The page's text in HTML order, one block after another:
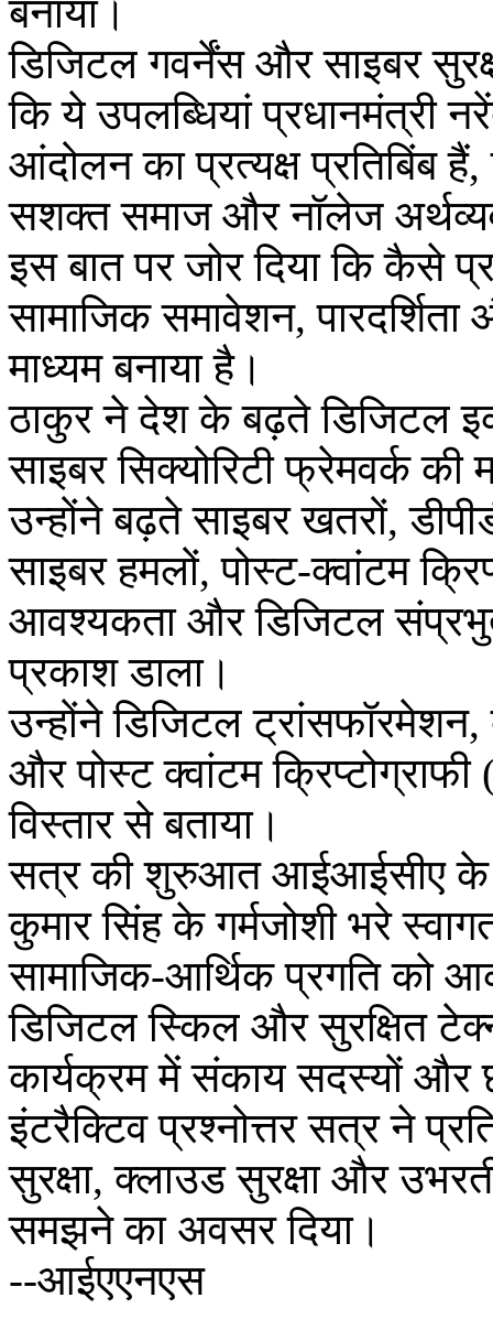
बनाया।
डिजिटल गवर्नेंस और साइबर
कि ये उपलब्धियां प्रधानमंत्री
आंदोलन का प्रत्यक्ष प्रतिबिंब
सशक्त समाज और नॉलेज
इस बात पर जोर दिया कि कैसे
सामाजिक समावेशन,
माध्यम बनाया है।
ठाकुर ने देश के बढ़ते डिजिटल
साइबर सिक्योरिटी फ्रेमवर्क
उन्होंने बढ़ते साइबर खतरों,
साइबर हमलों, पोस्ट-क्वांटम
आवश्यकता और डिजिटल
प्रकाश डाला।
उन्होंने डिजिटल ट्रांसफॉरमेशन,
और पोस्ट क्वांटम
विस्तार से बताया।
सत्र की शुरुआत आईआईसीए के
कुमार सिंह के गर्मजोशी भरे
सामाजिक-आर्थिक प्रगति को
डिजिटल स्किल और सुरक्षित
कार्यक्रम में संकाय सदस्यों और
इंटरैक्टिव प्रश्नोत्तर सत्र ने
सुरक्षा, क्लाउड सुरक्षा और
समझने का अवसर दिया।
--आईएएनएस